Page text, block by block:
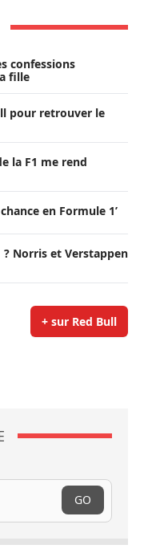
confessions
fille
pour retrouver le
la F1 me rend
en Formule 1’
Norris et Verstappen
+ sur Red Bull
GO